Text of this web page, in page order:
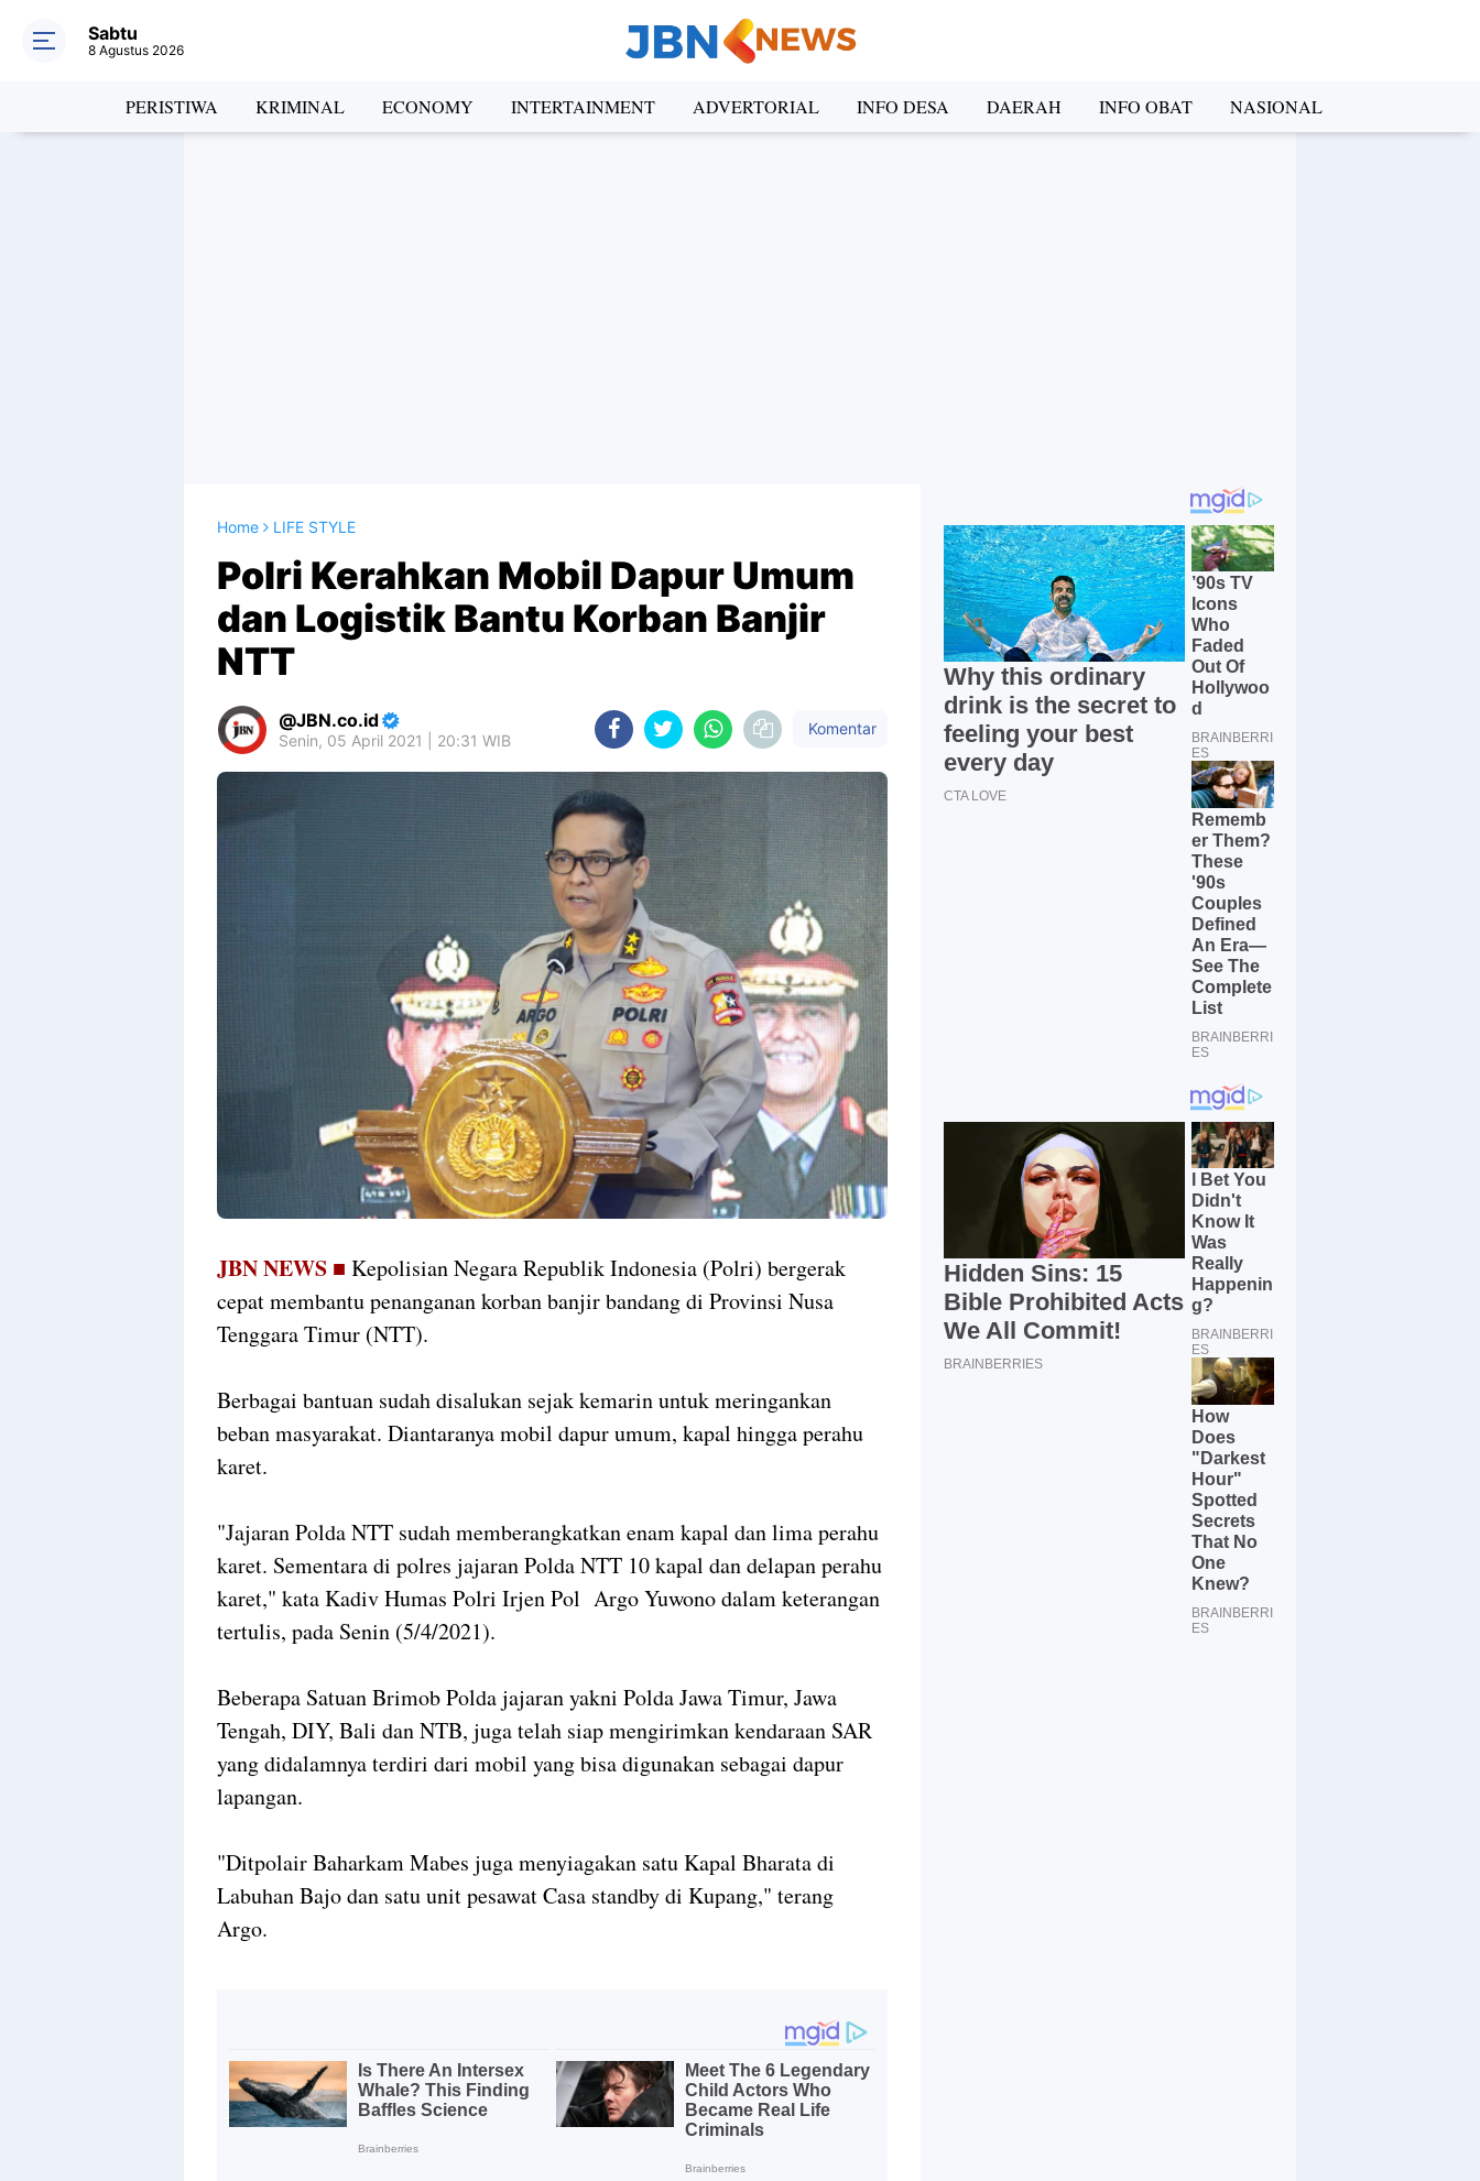
Sabtu
8 Agustus 2026
PERISTIWA KRIMINAL ECONOMY INTERTAINMENT ADVERTORIAL INFO DESA DAERAH INFO OBAT NASIONAL
Home LIFE STYLE
Polri Kerahkan Mobil Dapur Umum
dan Logistik Bantu Korban Banjir
NTT
JBN.co.id
Senin, 05 April 2021 | 20:31 WIB
Komentar
JBN NEWS ■ Kepolisian Negara Republik Indonesia (Polri) bergerak
cepat membantu penanganan korban banjir bandang di Provinsi Nusa
Tenggara Timur (NTT).
Berbagai bantuan sudah disalukan sejak kemarin untuk meringankan
beban masyarakat. Diantaranya mobil dapur umum, kapal hingga perahu
karet.
"Jajaran Polda NTT sudah memberangkatkan enam kapal dan lima perahu
karet. Sementara di polres jajaran Polda NTT 10 kapal dan delapan perahu
karet," kata Kadiv Humas Polri Irjen Pol Argo Yuwono dalam keterangan
tertulis, pada Senin (5/4/2021).
Beberapa Satuan Brimob Polda jajaran yakni Polda Jawa Timur, Jawa
Tengah, DIY, Bali dan NTB, juga telah siap mengirimkan kendaraan SAR
yang didalamnya terdiri dari mobil yang bisa digunakan sebagai dapur
lapangan.
"Ditpolair Baharkam Mabes juga menyiagakan satu Kapal Bharata di
Labuhan Bajo dan satu unit pesawat Casa standby di Kupang," terang
Argo.